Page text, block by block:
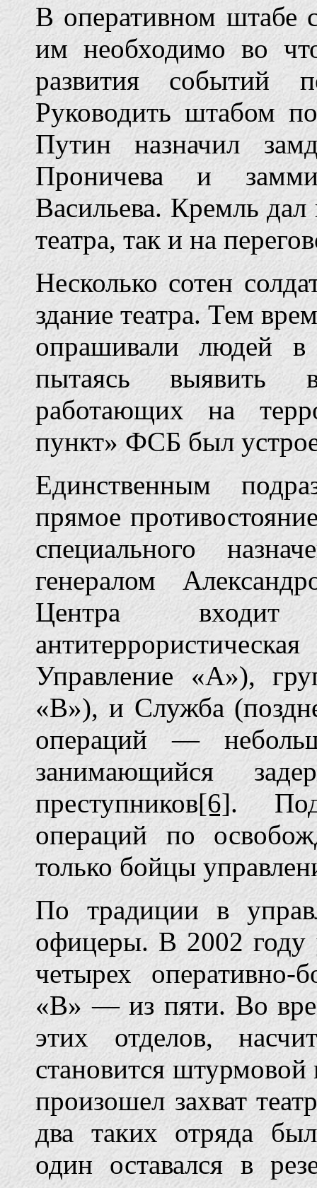
В оперативном штабе
им необходимо во
развития событий
Руководить штабом
Путин назначил
Проничева и
Васильева. Кремль
театра, так и на
Несколько сотен
здание театра. Тем
опрашивали людей в
пытаясь выявить
работающих на
пункт» ФСБ был
Единственным
прямое
специального
генералом
Центра входит
Управление «А»),
«В»), и Служба
операций —
занимающийся
преступников[6].
операций по
только бойцы
По традиции в
офицеры. В 2002 году
четырех оперативно-
«В» — из пяти. Во
этих отделов,
становится
произошел захват
два таких отряда
один оставался в